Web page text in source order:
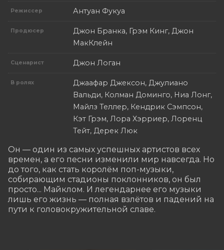
Режиссер Антуан Фукуа
Продюсер
Джон Бранка, Грэм Кинг, Джон
МакКлейн
Сценарист Джон Логан
В ролях
Джаафар Джексон, Джулиано
Вальди, Колман Доминго, Ниа Лонг,
Майлз Теллер, Кендрик Сэмпсон,
Кэт Грэм, Лора Хэрриер, Лоренц
Тейт, Дерек Люк
Он — один из самых успешных артистов всех
времен, а его песни изменили мир навсегда. Но
до того, как стать королём поп-музыки,
собирающим стадионы поклонников, он был
просто... Майклом. И легендарнее его музыки
лишь его жизнь — полная взлётов и падений на
пути к головокружительной славе.